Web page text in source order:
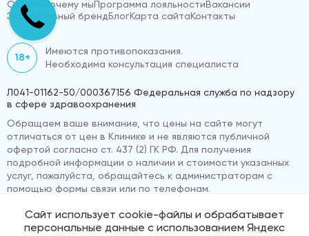
Отзывы Почему мыПрограмма лояльностиВакансии
Эксклюзивный брендБлогКарта сайтаКонтакты
18+
Имеются противопоказания.
Необходима консультация специалиста
Л041-01162-50/000367156 Федеральная служба по надзору
в сфере здравоохранения
Обращаем ваше внимание, что цены на сайте могут
отличаться от цен в Клинике и не являются публичной
офертой согласно ст. 437 (2) ГК РФ. Для получения
подробной информации о наличии и стоимости указанных
услуг, пожалуйста, обращайтесь к администраторам с
помощью формы связи или по телефонам.
Сайт использует cookie-файлы и обрабатывает
персональные данные с использованием Яндекс